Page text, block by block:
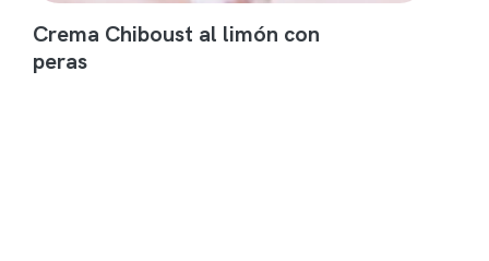
Crema Chiboust al limón con
peras